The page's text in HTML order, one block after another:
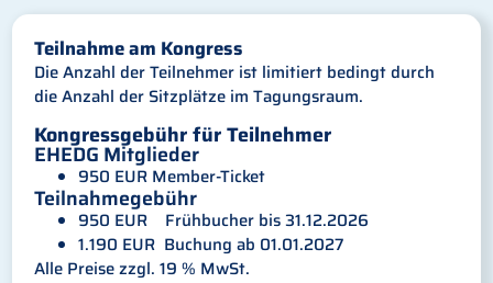
Teilnahme am Kongress
Die Anzahl der Teilnehmer ist limitiert bedingt durch
die Anzahl der Sitzplätze im Tagungsraum.
Kongressgebühr für Teilnehmer
EHEDG Mitglieder
950 EUR Member-Ticket
Teilnahmegebühr
950 EUR Frühbucher bis 31.12.2026
1.190 EUR Buchung ab 01.01.2027
Alle Preise zzgl. 19 % MwSt.